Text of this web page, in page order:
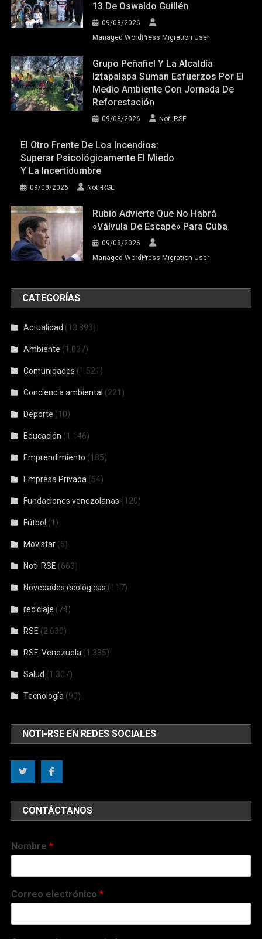
13 De Oswaldo Guillén
09/08/2026
Managed WordPress Migration User
Grupo Peñafiel Y La Alcaldía
Iztapalapa Suman Esfuerzos Por El
Medio Ambiente Con Jornada De
Reforestación
09/08/2026 Noti-RSE
El Otro Frente De Los Incendios:
Superar Psicológicamente El Miedo
Y La Incertidumbre
09/08/2026 Noti-RSE
Rubio Advierte Que No Habrá
«válvula De Escape» Para Cuba
09/08/2026
Managed WordPress Migration User
CATEGORÍAS
Actualidad (13.893)
Ambiente (1.037)
Comunidades (1.521)
Conciencia ambiental (221)
Deporte (10)
Educación (1.146)
Emprendimiento (185)
Empresa Privada (54)
Fundaciones venezolanas (120)
Fútbol (1)
Movistar (6)
Noti-RSE (663)
Novedades ecológicas (117)
reciclaje (74)
RSE (2.630)
RSE-Venezuela (1.335)
Salud (1.307)
Tecnología (90)
NOTI-RSE EN REDES SOCIALES
CONTÁCTANOS
Nombre*
Correo electrónico*